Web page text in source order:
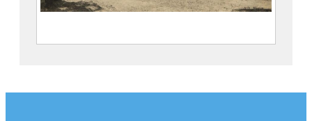
Hôtel des Plantas d’Allevard